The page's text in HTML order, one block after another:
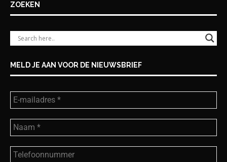
ZOEKEN
MELD JE AAN VOOR DE NIEUWSBRIEF